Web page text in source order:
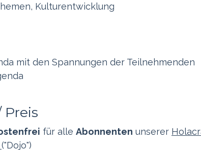
Kulturentwicklung
mit den Spannungen der Teilnehmenden
für alle Abonnenten unserer
("Dojo")